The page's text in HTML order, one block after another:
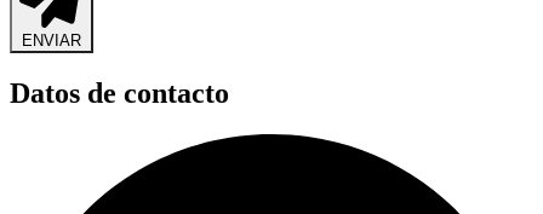
ENVIAR
Datos de contacto